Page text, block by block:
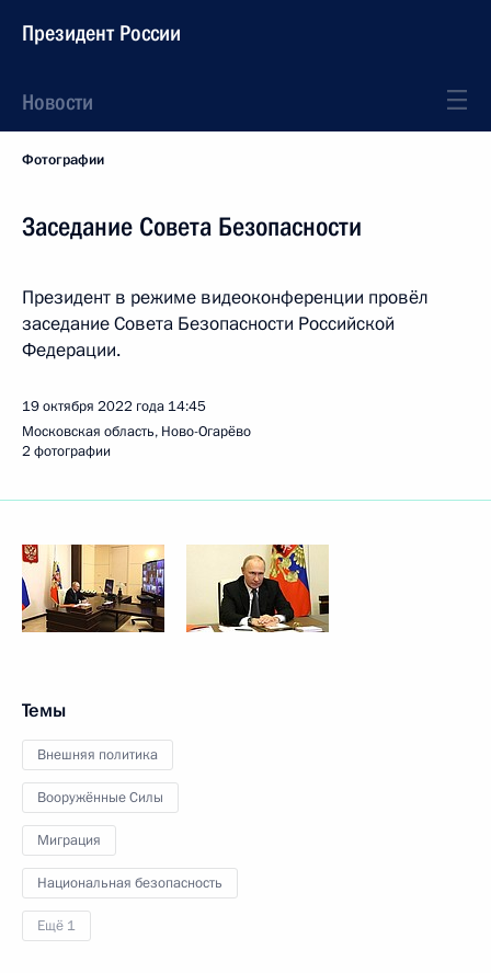
Президент России
Новости
Фотографии
Заседание Совета Безопасности
Президент в режиме видеоконференции провёл
заседание Совета Безопасности Российской
Федерации.
19 октября 2022 года 14:45
Московская область, Ново-Огарёво
2 фотографии
Темы
Внешняя политика
Вооружённые Силы
Миграция
Национальная безопасность
Ещё 1